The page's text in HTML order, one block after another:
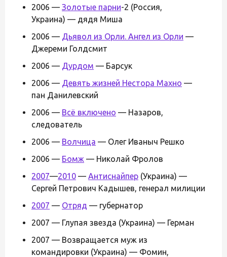
2006 — Золотые парни-2 (Россия,
Украина) — дядя Миша
2006 — Дьявол из Орли. Ангел из Орли —
Джереми Голдсмит
2006 — Дурдом — Барсук
2006 — Девять жизней Нестора Махно —
пан Данилевский
2006 — Всё включено — Назаров,
следователь
2006 — Волчица — Олег Иваныч Решко
2006 — Бомж — Николай Фролов
2007—2010 — Антиснайпер (Украина) —
Сергей Петрович Кадышев, генерал милиции
2007 — Отряд — губернатор
2007 — Глупая звезда (Украина) — Герман
2007 — Возвращается муж из
командировки (Украина) — Фомин,